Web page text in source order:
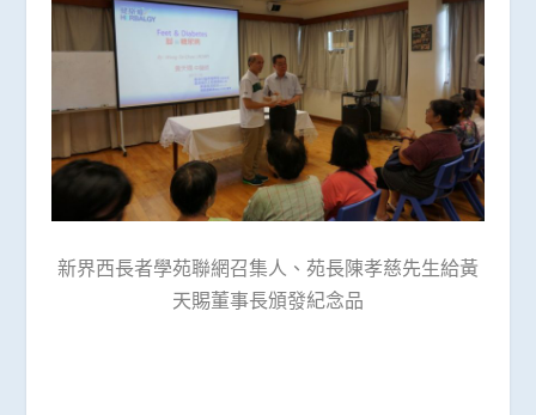
新界西長者學苑聯網召集人、苑長陳孝慈先生給黃
天賜董事長頒發紀念品